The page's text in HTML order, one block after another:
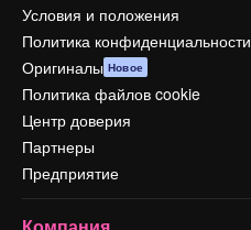
Условия и положения
Политика конфиденциальности
Оригиналы Новое
Политика файлов cookie
Центр доверия
Партнеры
Предприятие